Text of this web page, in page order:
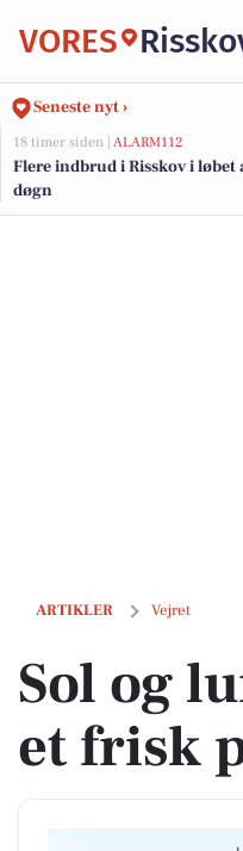
VORES
Seneste nyt ›
18 timer siden | ALARM112
Flere indbrud i Risskov i løbet
døgn
ARTIKLER Vejret
Sol og lun luft med et frisk
Sol og
et frisk